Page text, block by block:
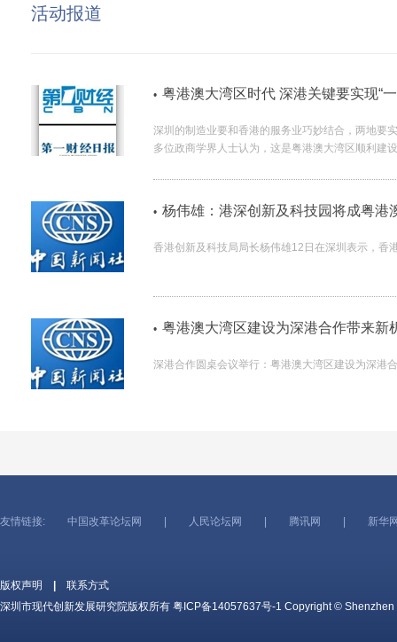
活动报道
• 粤港澳大湾区时代 深港关键要实现“
深圳的制造业要和香港的服务业巧妙结合，两地要
多位政商学界人士认为，这是粤港澳大湾区顺利建
• 杨伟雄：港深创新及科技园将成粤港
香港创新及科技局局长杨伟雄12日在深圳表示，香
• 粤港澳大湾区建设为深港合作带来新
深港合作圆桌会议举行：粤港澳大湾区建设为深港
友情链接: 中国改革论坛网 人民论坛网 腾讯网 新华
版权声明
联系方式
深圳市现代创新发展研究院版权所有 粤ICP备14057637号-1 Copyright © Shenzhen